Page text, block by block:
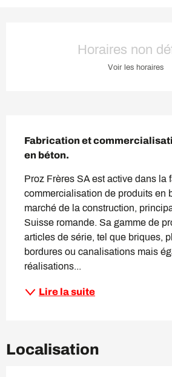
Horaires non
Voir les horaires
Fabrication et
en béton.
Proz Frères SA est active dans la
commercialisation de produits en
marché de la construction,
Suisse romande. Sa gamme de
articles de série, tel que briques,
bordures ou canalisations mais
réalisations...
Lire la suite
Localisation